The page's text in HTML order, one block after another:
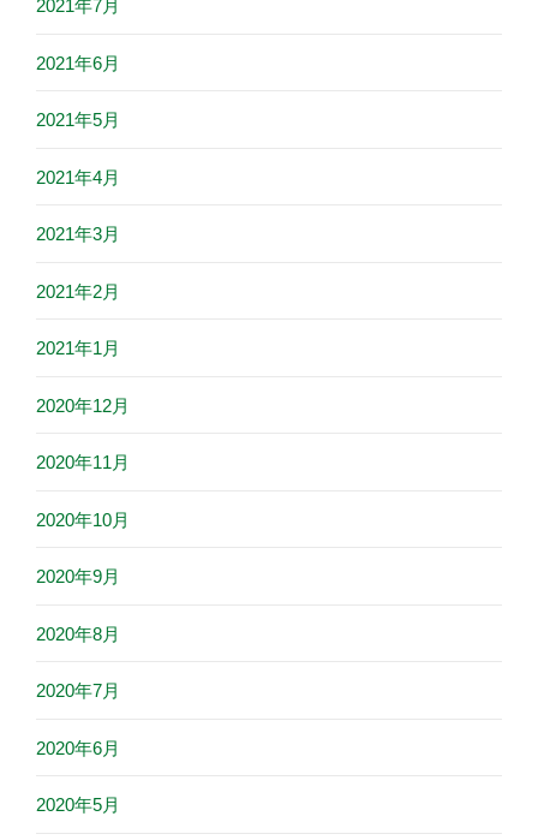
2021年7月
2021年6月
2021年5月
2021年4月
2021年3月
2021年2月
2021年1月
2020年12月
2020年11月
2020年10月
2020年9月
2020年8月
2020年7月
2020年6月
2020年5月